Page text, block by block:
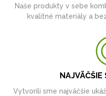
Naše produkty v sebe
kvalitné materiály a
Vytvorili sme najväčšie